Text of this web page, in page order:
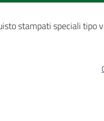
stampati speciali tipo